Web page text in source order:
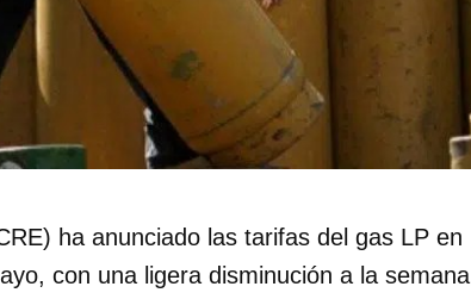
ha anunciado las tarifas del gas LP en
con una ligera disminución a la semana